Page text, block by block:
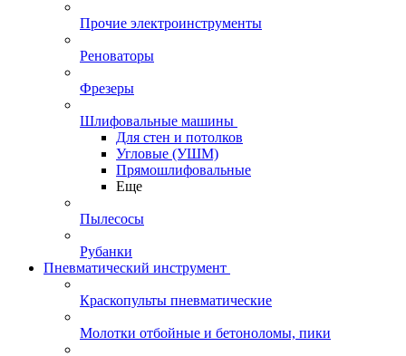
Прочие электроинструменты
Реноваторы
Фрезеры
Шлифовальные машины
Для стен и потолков
Угловые (УШМ)
Прямошлифовальные
Еще
Пылесосы
Рубанки
Пневматический инструмент
Краскопульты пневматические
Молотки отбойные и бетоноломы, пики